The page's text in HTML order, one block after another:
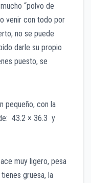
“polvo de
venir con todo por
no se puede
darle su propio
puesto, se
pequeño, con la
43.2 × 36.3 y
muy ligero, pesa
gruesa, la